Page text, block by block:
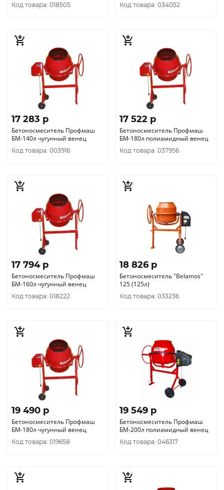
Код товара: 018505 Код товара: 034052
17 283 p
Бетоносмеситель Профмаш
БМ-140л чугунный венец
Код товара: 003916
17 522 p
Бетоносмеситель Профмаш
БМ-180л полиамидный венец
Код товара: 037956
17 794 p
Бетоносмеситель Профмаш
БМ-160л чугунный венец
Код товара: 018222
18 826 p
Бетоносмеситель "Belamos"
125 (125л)
Код товара: 033236
19 490 p
Бетоносмеситель Профмаш
БМ-180л чугунный венец
Код товара: 019658
19 549 p
Бетоносмеситель Профмаш
БМ-200л полиамидный венец
Код товара: 046317